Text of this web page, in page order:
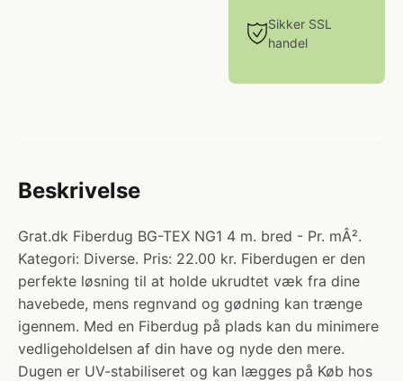
Sikker SSL
handel
Beskrivelse
Grat.dk Fiberdug BG-TEX NG1 4 m. bred - Pr. mÂ².
Kategori: Diverse. Pris: 22.00 kr. Fiberdugen er den
perfekte løsning til at holde ukrudtet væk fra dine
havebede, mens regnvand og gødning kan trænge
igennem. Med en Fiberdug på plads kan du minimere
vedligeholdelsen af din have og nyde den mere.
Dugen er UV-stabiliseret og kan lægges på Køb hos